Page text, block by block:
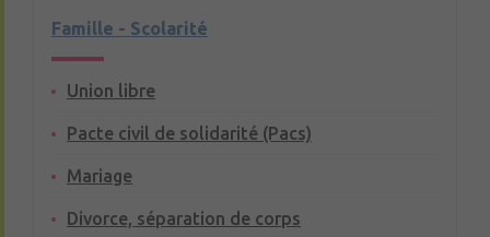
Famille - Scolarité
Union libre
Pacte civil de solidarité (Pacs)
Mariage
Divorce, séparation de corps